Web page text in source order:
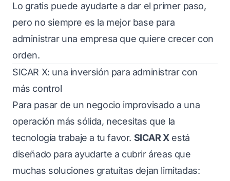
Lo gratis puede ayudarte a dar el primer paso,
pero no siempre es la mejor base para
administrar una empresa que quiere crecer con
orden.
SICAR X: una inversión para administrar con
más control
Para pasar de un negocio improvisado a una
operación más sólida, necesitas que la
tecnología trabaje a tu favor. SICAR X está
diseñado para ayudarte a cubrir áreas que
muchas soluciones gratuitas dejan limitadas: